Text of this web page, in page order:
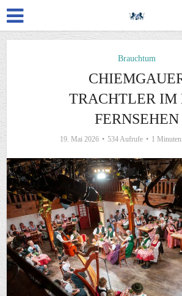
Brauchtum
TRACHTLER IM
FERNSEHEN
19. Mai 2026 534 Aufrufe 1